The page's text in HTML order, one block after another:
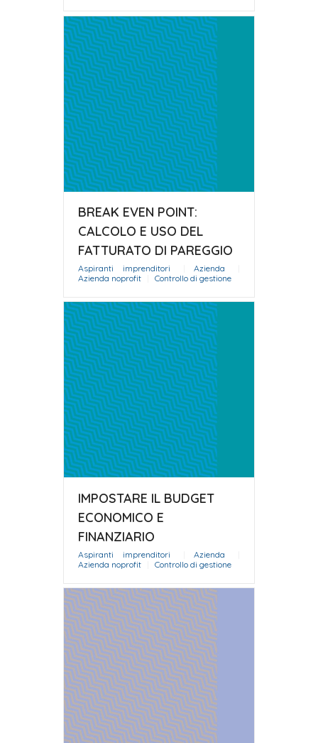
BREAK EVEN POINT:
CALCOLO E USO DEL
FATTURATO DI PAREGGIO
Aspiranti imprenditori |Azienda
Azienda noprofit
Controllo di gestione
IMPOSTARE IL BUDGET
ECONOMICO E
FINANZIARIO
Aspiranti imprenditori |Azienda
Azienda noprofit
Controllo di gestione